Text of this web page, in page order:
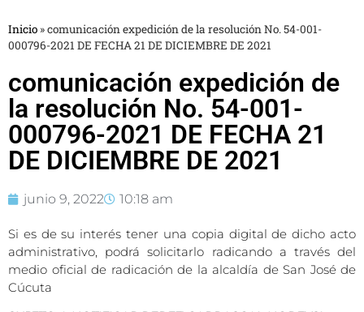
Inicio »comunicación expedición de la resolución No. 54-001-
000796-2021 DE FECHA 21 DE DICIEMBRE DE 2021
comunicación expedición de
la resolución No. 54-001-
000796-2021 DE FECHA 21
DE DICIEMBRE DE 2021
junio 9, 2022 10:18 am
Si es de su interés tener una copia digital de dicho acto
administrativo, podrá solicitarlo radicando a través del
medio oficial de radicación de la alcaldía de San José de
Cúcuta